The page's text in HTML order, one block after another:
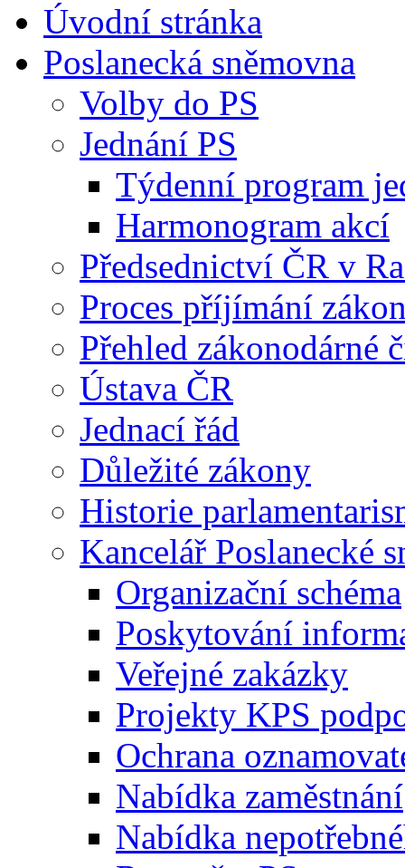
Úvodní stránka
Poslanecká sněmovna
Volby do PS
Jednání PS
Týdenní program
Harmonogram akcí
Předsednictví ČR v
Proces příjímání
Přehled zákonodárné
Ústava ČR
Jednací řád
Důležité zákony
Historie
Kancelář Poslanecké
Organizační schéma
Poskytování
Veřejné zakázky
Projekty KPS
Ochrana
Nabídka zaměstnání
Nabídka